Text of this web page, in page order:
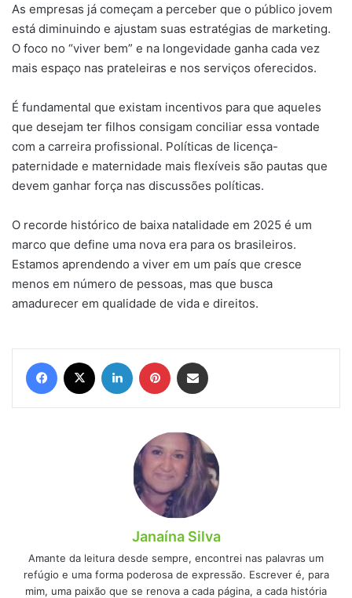
As empresas já começam a perceber que o público jovem
está diminuindo e ajustam suas estratégias de marketing.
O foco no “viver bem” e na longevidade ganha cada vez
mais espaço nas prateleiras e nos serviços oferecidos.
É fundamental que existam incentivos para que aqueles
que desejam ter filhos consigam conciliar essa vontade
com a carreira profissional. Políticas de licença-
paternidade e maternidade mais flexíveis são pautas que
devem ganhar força nas discussões políticas.
O recorde histórico de baixa natalidade em 2025 é um
marco que define uma nova era para os brasileiros.
Estamos aprendendo a viver em um país que cresce
menos em número de pessoas, mas que busca
amadurecer em qualidade de vida e direitos.
Facebook Linkedin Pinterest
Janaína Silva
Amante da leitura desde sempre, encontrei nas palavras um
refúgio e uma forma poderosa de expressão. Escrever é, para
mim, uma paixão que se renova a cada página, a cada história